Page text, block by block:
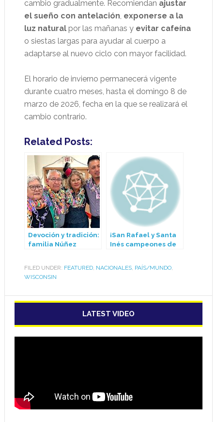
cambio gradualmente. Recomiendan ajustar
el sueño con antelación, exponerse a la
luz naturalpor las mañanas y evitar cafeína
o siestas largas para ayudar al cuerpo a
adaptarse al nuevo ciclo con mayor facilidad.
El horario de invierno permanecerá vigente
durante cuatro meses, hasta el domingo 8 de
marzo de 2026, fecha en la que se realizará el
cambio contrario.
Related Posts:
Devoción y tradición:
familia Núñez
de la Virgen de
Urkupiña
¡San Rafael y Santa
Inés campeones de
FILED UNDER: FEATURED, NACIONALES, PAÍS/MUNDO,
WISCONSIN
LATEST VIDEO